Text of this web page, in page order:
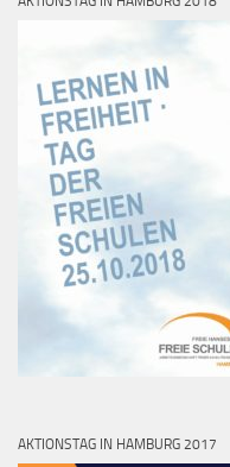
AKTIONSTAG IN HAMBURG 2017